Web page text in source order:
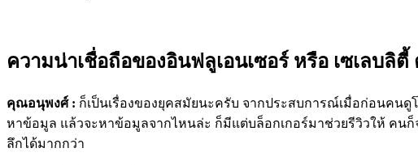
ความน่าเชื่อถือของอินฟลูเอนเซอร์ หรือ เซเลบลิตี้
คุณอนุพงศ์ : ก็เป็นเรื่องของยุคสมัยนะครับ จากประสบการณ์เมื่อก่อนคนดู
หาข้อมูล แล้วจะหาข้อมูลจากไหนล่ะ ก็มีแต่บล็อกเกอร์มาช่วยรีวิวให้ คน
ลึกได้มากกว่า